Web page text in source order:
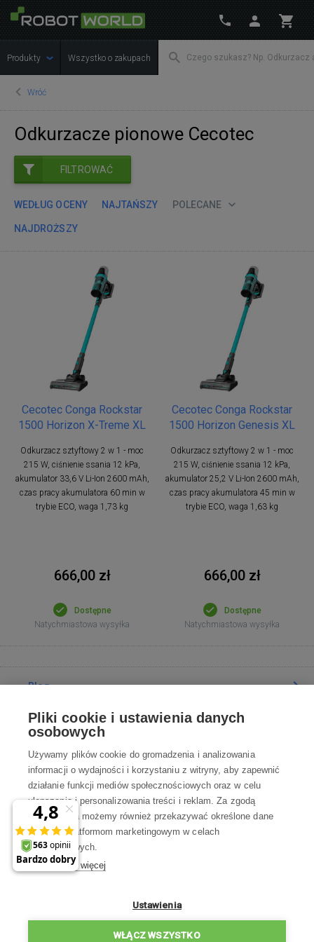
Produkty Wszystko o zakupach
Wróć
Odkurzacze pionowe Cecotec
FILTROWAĆ
WEDŁUG OCENY NAJTAŃSZY POLECANE
NAJDROŻSZY
Cecotec Conga Rockstar
1500 Horizon X-Treme XL
Odkurzacz sztyftowy 2 w 1 - moc
215 W, ciśnienie ssania 12 kPa,
akumulator 33,6 V Li-Ion 2600 mAh,
czas pracy akumulatora 60 min w
trybie ECO, waga 1,73 kg
666,00 zł
Dostępne
Natychmiastowa wysyłka
Cecotec Conga Rockstar
1500 Horizon Genesis XL
Odkurzacz sztyftowy 2 w 1 - moc
215 W, ciśnienie ssania 12 kPa,
akumulator 25,2 V Li-Ion 2600 mAh,
czas pracy akumulatora 45 min w
trybie ECO, waga 1,63 kg
666,00 zł
Dostępne
Natychmiastowa wysyłka
Blog
Poradnia
Wszystko o zakupach
Kontakt
Skontaktuj się z Nami
Pon-Pt 8:00—17:00
WSZYSTKIE KONTAKTY
Pliki cookie i ustawienia danych
osobowych
Używamy plików cookie do gromadzenia i analizowania
informacji o wydajności i korzystaniu z witryny, aby zapewnić
działanie funkcji mediów społecznościowych oraz w celu
ulepszania i personalizowania treści i reklam. Za zgodą
użytkownika możemy również przekazywać określone dane
osobowe platformom marketingowym w celach
marketingowych.
Dowiedz się więcej
Ustawienia
WŁĄCZ WSZYSTKO